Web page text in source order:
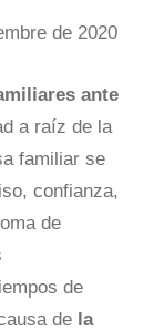
de 2020
ante
a raíz de la
familiar se
confianza,
de
de
de la